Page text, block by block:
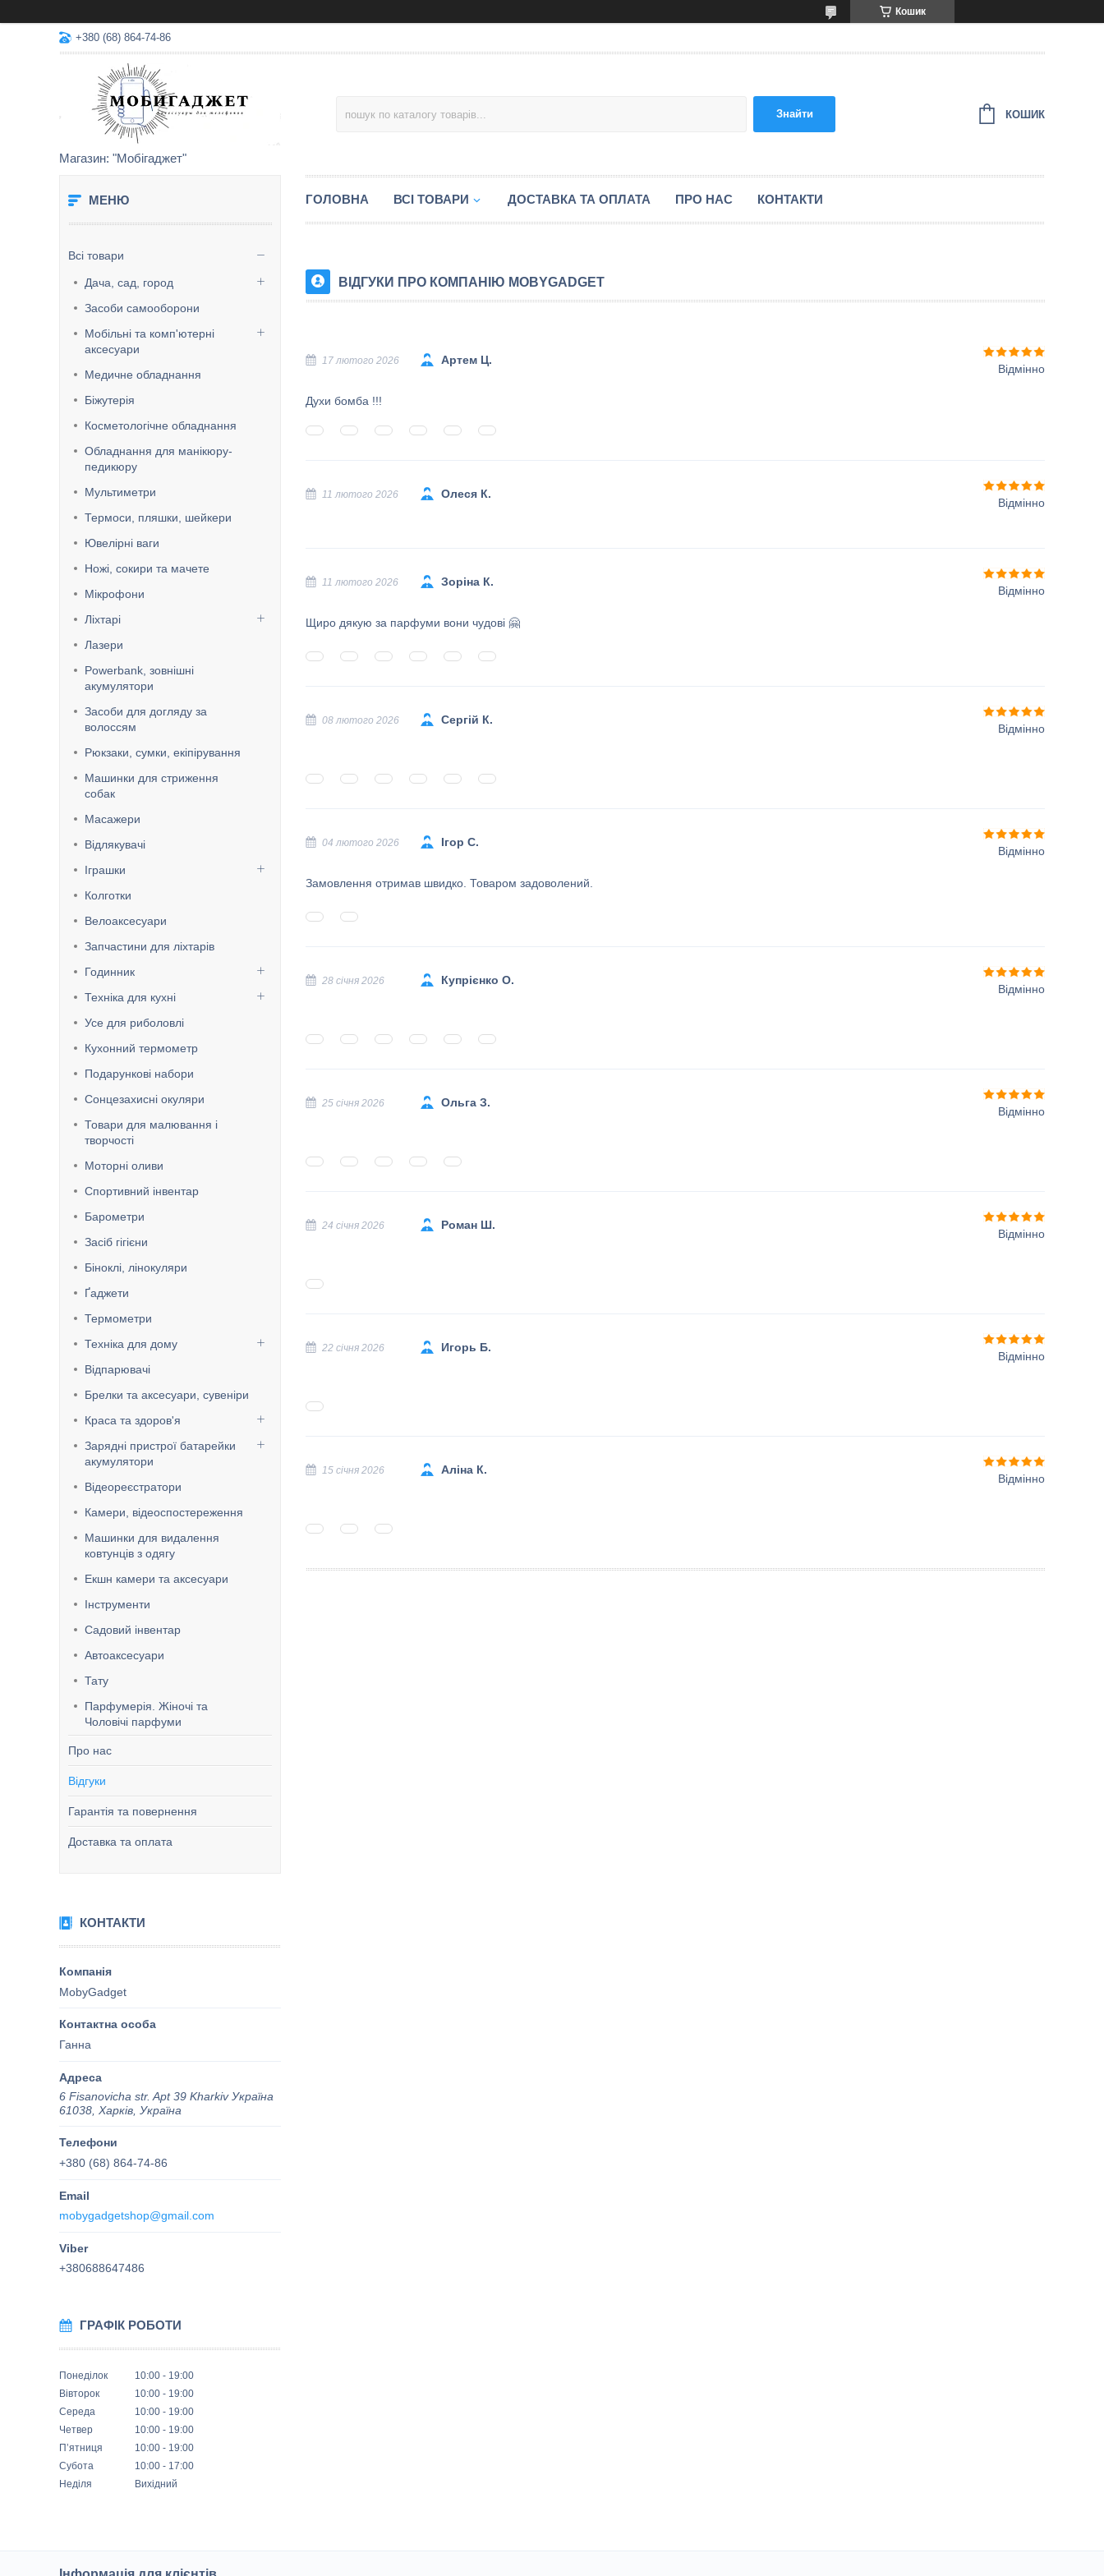
Кошик
+380 (68) 864-74-86
Магазин: "Мобігаджет"
Знайти КОШИК
Всі товари
Дача, сад, город
Засоби самооборони
Мобільні та комп'ютерні
аксесуари
Медичне обладнання
Біжутерія
Косметологічне обладнання
Обладнання для манікюру-
педикюру
Мультиметри
Термоси, пляшки, шейкери
Ювелірні ваги
Ножі, сокири та мачете
Мікрофони
Ліхтарі
Лазери
Powerbank, зовнішні
акумулятори
Засоби для догляду за
волоссям
Рюкзаки, сумки, екіпірування
Машинки для стриження
собак
Масажери
Відлякувачі
Іграшки
Колготки
Велоаксесуари
Запчастини для ліхтарів
Годинник
Техніка для кухні
Усе для риболовлі
Кухонний термометр
Подарункові набори
Сонцезахисні окуляри
Товари для малювання і
творчості
Моторні оливи
Спортивний інвентар
Барометри
Засіб гігієни
Біноклі, лінокуляри
Ґаджети
Термометри
Техніка для дому
Відпарювачі
Брелки та аксесуари, сувеніри
Краса та здоров'я
Зарядні пристрої батарейки
акумулятори
Відеореєстратори
Камери, відеоспостереження
Машинки для видалення
ковтунців з одягу
Екшн камери та аксесуари
Інструменти
Садовий інвентар
Автоаксесуари
Тату
Парфумерія. Жіночі та
Чоловічі парфуми
Про нас
Відгуки
Гарантія та повернення
Доставка та оплата
КОНТАКТИ
MobyGadget
Ганна
6 Fisanovicha str. Apt 39 Kharkiv Україна
61038, Харків, Україна
+380 (68) 864-74-86
mobygadgetshop@gmail.com
+380688647486
ГРАФІК РОБОТИ
Понеділок 10:00
19:00
Вівторок
10:00
19:00
Середа
10:00
19:00
Четвер
10:00
19:00
Пʼятниця
10:00
19:00
Субота
10:00
17:00
Неділя
Вихідний
ГОЛОВНА ВСІ ТОВАРИ ДОСТАВКА ТА ОПЛАТА ПРО НАС КОНТАКТИ
ВІДГУКИ ПРО КОМПАНІЮ MOBYGADGET
17 лютого 2026 Артем Ц.
Відмінно
Духи бомба !!!
11 лютого 2026 Олеся К.
Відмінно
11 лютого 2026 Зоріна К.
Відмінно
Щиро дякую за парфуми вони чудові 🤗
08 лютого 2026 Сергій К.
Відмінно
04 лютого 2026 Ігор С.
Відмінно
Замовлення отримав швидко. Товаром задоволений.
28 січня 2026 Купрієнко О.
Відмінно
25 січня 2026 Ольга З.
Відмінно
24 січня 2026 Роман Ш.
Відмінно
22 січня 2026 Игорь Б.
Відмінно
15 січня 2026 Аліна К.
Відмінно